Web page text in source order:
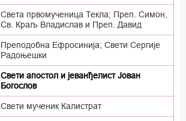
Света првомученица Текла; Преп. Симон,
Св. Краљ Владислав и Преп. Давид
Преподобна Ефросинија; Свети Сергије
Радоњешки
Свети апостол и јеванђелист Јован
Богослов
Свети мученик Калистрат